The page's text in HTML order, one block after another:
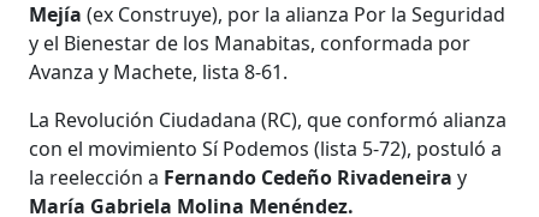
Mejía (ex Construye), por la alianza Por la Seguridad
y el Bienestar de los Manabitas, conformada por
Avanza y Machete, lista 8-61.
La Revolución Ciudadana (RC), que conformó alianza
con el movimiento Sí Podemos (lista 5-72), postuló a
la reelección a Fernando Cedeño Rivadeneira y
María Gabriela Molina Menéndez.